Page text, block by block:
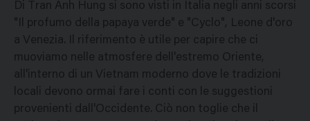
Di Tran Anh Hung si sono visti in Italia negli anni scorsi
"Il profumo della papaya verde" e "Cyclo", Leone d'oro
a Venezia. Il riferimento è utile per capire che ci
muoviamo nelle atmosfere dell'estremo Oriente,
all'interno di un Vietnam moderno dove le tradizioni
locali devono ormai fare i conti con le suggestioni
provenienti dall'Occidente. Ciò non toglie che il